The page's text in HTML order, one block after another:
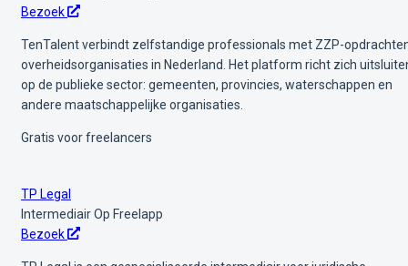
Bezoek
TenTalent verbindt zelfstandige professionals met ZZP-
overheidsorganisaties in Nederland. Het platform richt zich
op de publieke sector: gemeenten, provincies, waterschappen en
andere maatschappelijke organisaties.
Gratis voor freelancers
TP Legal
IntermediairOp Freelapp
Bezoek